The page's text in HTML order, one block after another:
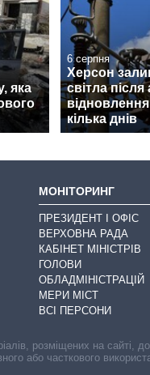
яка
6 серпня
Херсон
світла
кілька днів
МОНІТОРИНГ
ПРЕЗИДЕНТ І ОФІС
ВЕРХОВНА РАДА
КАБІНЕТ МІНІСТРІВ
ГОЛОВИ
ОБЛАДМІНІСТРАЦІЙ
МЕРИ МІСТ
ВСІ ПЕРСОНИ
розміщених на сайті,
або часткового